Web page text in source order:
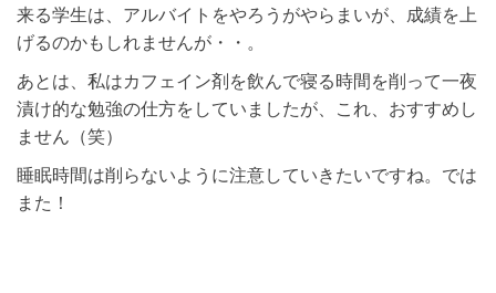
来る学生は、アルバイトをやろうがやらまいが、成績を上
げるのかもしれませんが・・。
あとは、私はカフェイン剤を飲んで寝る時間を削って一夜
漬け的な勉強の仕方をしていましたが、これ、おすすめし
ません（笑）
睡眠時間は削らないように注意していきたいですね。では
また！